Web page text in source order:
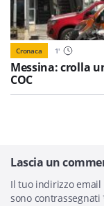
Cronaca 1'
Messina: crolla
COC
Lascia un
Il tuo indirizzo
sono contrassegnati